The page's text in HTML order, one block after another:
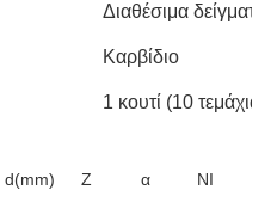
Διαθέσιμα δείγματα
Καρβίδιο
1 κουτί (10 τεμάχια/
d(mm) Z α NI